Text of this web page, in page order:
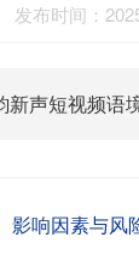
发布时间：
新声短视频语